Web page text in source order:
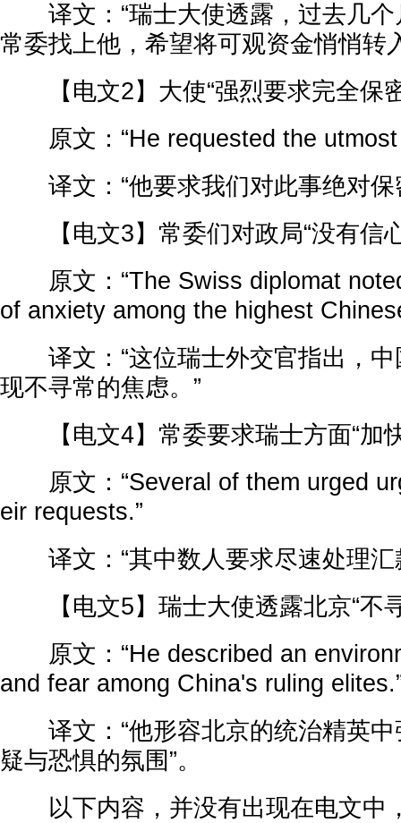
译文：“瑞士大使透露，过去几个
常委找上他，希望将可观资金悄悄转
【电文2】大使“强烈要求完全保
原文：“He requested the utmost
译文：“他要求我们对此事绝对保
【电文3】常委们对政局“没有信
原文：“The Swiss diplomat
of anxiety among the highest
译文：“这位瑞士外交官指出，中
现不寻常的焦虑。”
【电文4】常委要求瑞士方面“加
原文：“Several of them urged
eir requests.”
译文：“其中数人要求尽速处理汇
【电文5】瑞士大使透露北京“不
原文：“He described an
and fear among China's ruling
译文：“他形容北京的统治精英中
疑与恐惧的氛围”。
以下内容，并没有出现在电文中